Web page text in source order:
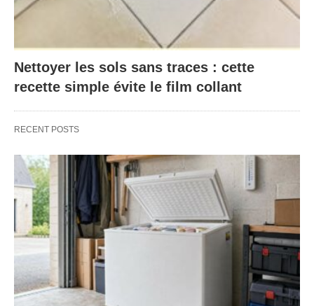
Nettoyer les sols sans traces : cette
recette simple évite le film collant
RECENT POSTS